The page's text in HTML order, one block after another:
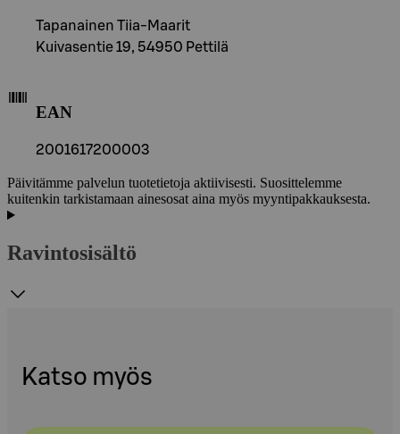
Tapanainen Tiia-Maarit
Kuivasentie 19, 54950 Pettilä
EAN
2001617200003
Päivitämme palvelun tuotetietoja aktiivisesti. Suosittelemme
kuitenkin tarkistamaan ainesosat aina myös myyntipakkauksesta.
Ravintosisältö
Katso myös